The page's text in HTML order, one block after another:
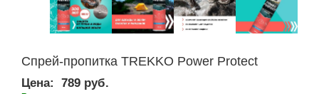
Спрей-пропитка TREKKO Power Protect
Цена: 789 руб.